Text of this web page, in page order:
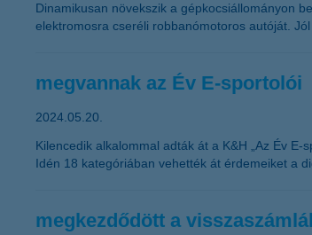
Dinamikusan növekszik a gépkocsiállományon
elektromosra cseréli robbanómotoros autóját.
megvannak az Év E-sportolói
2024.05.20.
Kilencedik alkalommal adták át a K&H „Az Év
Idén 18 kategóriában vehették át érdemeiket a
megkezdődött a